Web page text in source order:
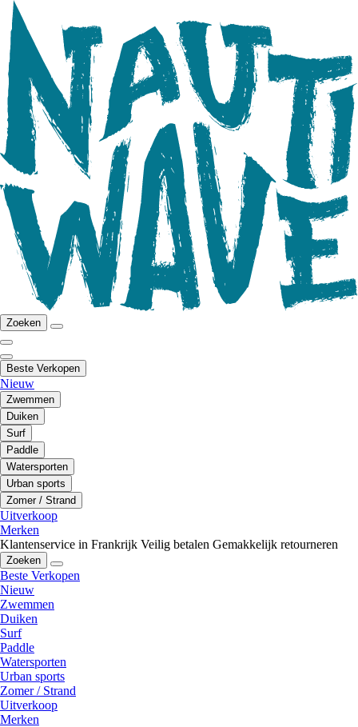
Zoeken
Beste Verkopen
Nieuw
Zwemmen
Duiken
Surf
Paddle
Watersporten
Urban sports
Zomer / Strand
Uitverkoop
Merken
Klantenservice in Frankrijk Veilig betalen Gemakkelijk retourneren
Zoeken
Beste Verkopen
Nieuw
Zwemmen
Duiken
Surf
Paddle
Watersporten
Urban sports
Zomer / Strand
Uitverkoop
Merken